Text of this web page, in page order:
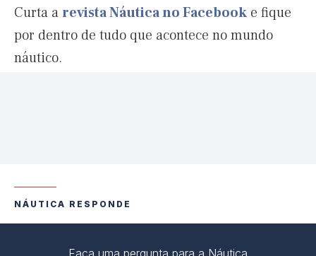
Curta arevista Náutica no Facebook e fique
por dentro de tudo que acontece no mundo
náutico.
NÁUTICA RESPONDE
Faça uma pergunta para a Náutica